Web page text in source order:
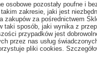
osobowe pozostały poufne i
zakresie, jaki jest
zakupów za pośrednictwem
taki sposób, jaki wynika z
przypadków jest
przez nas usług
pliki cookies.